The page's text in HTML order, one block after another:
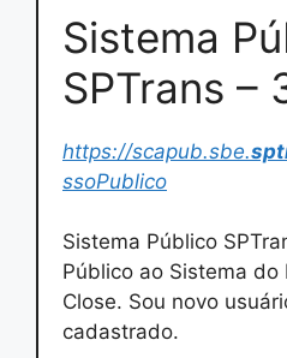
Sistema
SPTrans –
https://scapub.sbe.
ssoPublico
Sistema Público
Público ao Sistema do
Close. Sou novo
cadastrado.